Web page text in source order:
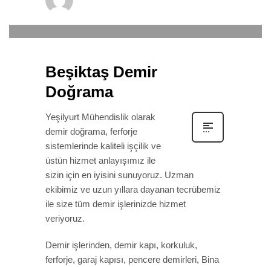
Beşiktaş Demir
Doğrama
Yeşilyurt Mühendislik olarak
demir doğrama, ferforje
sistemlerinde kaliteli işçilik ve
üstün hizmet anlayışımız ile
sizin için en iyisini sunuyoruz. Uzman
ekibimiz ve uzun yıllara dayanan tecrübemiz
ile size tüm demir işlerinizde hizmet
veriyoruz.
Demir işlerinden, demir kapı, korkuluk,
ferforje, garaj kapısı, pencere demirleri, Bina